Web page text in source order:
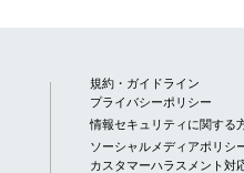
規約・ガイドライン
プライバシーポリシー
情報セキュリティに関する
ソーシャルメディアポリシ
カスタマーハラスメント対